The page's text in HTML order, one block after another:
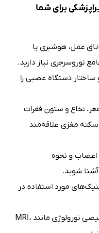
برای شما
عمل، هوشبری یا
نوروسرجری نیاز دارید.
ساختار دستگاه عصبی را
نخاع و ستون فقرات
مغزی علاقه‌مند
اعصاب و نحوه
شوید.
مورد استفاده در
به دنبال یادگیری روش‌های تشخیصی نورولوژی مانند MRI،